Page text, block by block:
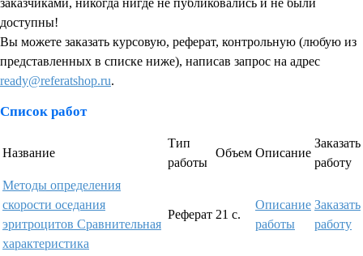
заказчиками, никогда нигде не публиковались и не были
доступны!
Вы можете заказать курсовую, реферат, контрольную (любую из
представленных в списке ниже), написав запрос на адрес
ready@referatshop.ru.
Список работ
Название
Тип
работы
Объем Описание
Заказать
работу
Методы определения
скорости оседания
эритроцитов Сравнительная
характеристика
Реферат 21 с.
Описание
работы
Заказать
работу